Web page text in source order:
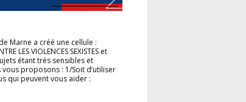
Marne a créé une cellule :
LES VIOLENCES SEXISTES et
sujets étant très sensibles et
proposons : 1/Soit d’utiliser
qui peuvent vous aider :